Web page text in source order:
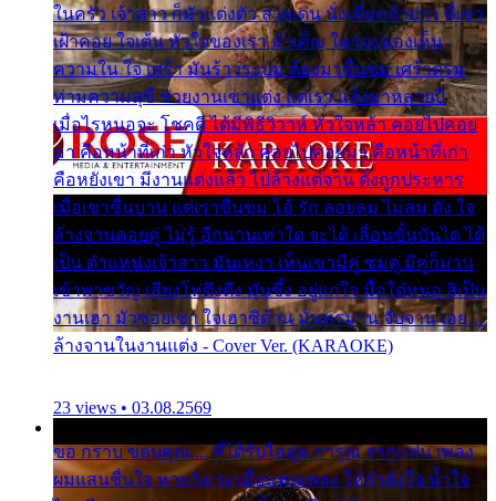
ในครัว เจ้าสาว ก็มัวแต่งตัว สวยเด่น นั่งเคียงเจ้าบ่าว ที่เขา
เฝ้าคอย ใจเต้น หัวใจของเรา ลำเค็ญ ใครจะมองเห็น
ความใน ใจ เศร้า มันร้าวระบม ต้องมาขื่นขม เศร้าตรม
ท่ามความสุขี ช่วยงานเขาแต่ง แต่เรา แล้งมาหลายปี
เมื่อไรหนอจะ โชคดี ได้มีพิธีวิวาห์ หัวใจหล้า คอยไปคอย
มา คือหน้าที่เก่า หัวใจหล้า คอยไปคอยมา คือหน้าที่เก่า
คือหยังเขา มีงานแต่งแล้ว ไปล้างแต่จาน ดั่งถูกประหาร
เมื่อเขาชื่นบาน แต่เราขื่นขม โอ้ รัก ลอยลม ไม่สม ดัง ใจ
ล้างจานคอยคู่ ไม่รู้ อีกนานเท่าใด จะได้ เลื่อนขั้นบันได ได้
เป็น ตำแหน่งเจ้าสาว มันเหงา เห็นเขามีคู่ ซมดู มีคู่ก็ม่วน
เข้าพาขวัญ เสียงโห่ตึงตึง มันซึ้ง อยู่แก่ใจ มื้อใด๋หนอ สิเป็น
งานเฮา มัวซอยเขา ใจเฮาซิด้าน มันทรมาน จับจาน เอย…
ล้างจานในงานแต่ง - Cover Ver. (KARAOKE)
23 views • 03.08.2569
ขอ กราบ ขอบคุณ.... ที่ได้รับไออุ่น การุณ จากแฟน เพลง
ผมแสนชื่นใจ หายวังเวง เมื่อแฟนเพลง ให้กำลังใจ น้ำใจ